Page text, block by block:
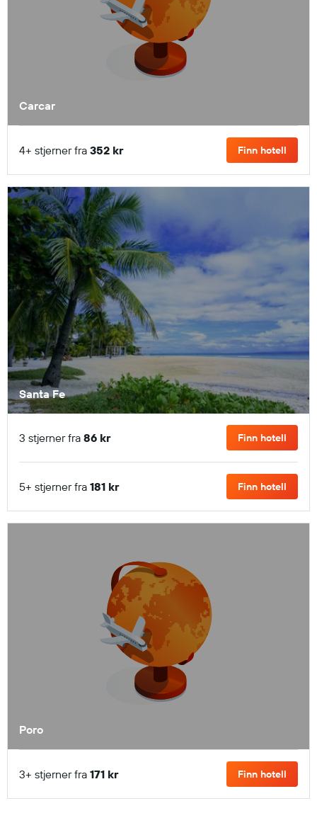
Carcar
4+ stjerner fra 352 kr Finn hotell
Santa Fe
3 stjerner fra 86 kr Finn hotell
5+ stjerner fra 181 kr Finn hotell
Poro
3+ stjerner fra 171 kr Finn hotell